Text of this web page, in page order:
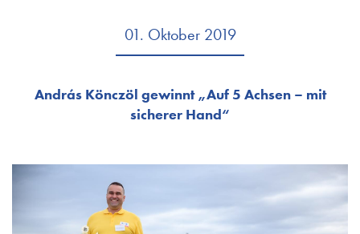
01. Oktober 2019
András Könczöl gewinnt „Auf 5 Achsen – mit
sicherer Hand“